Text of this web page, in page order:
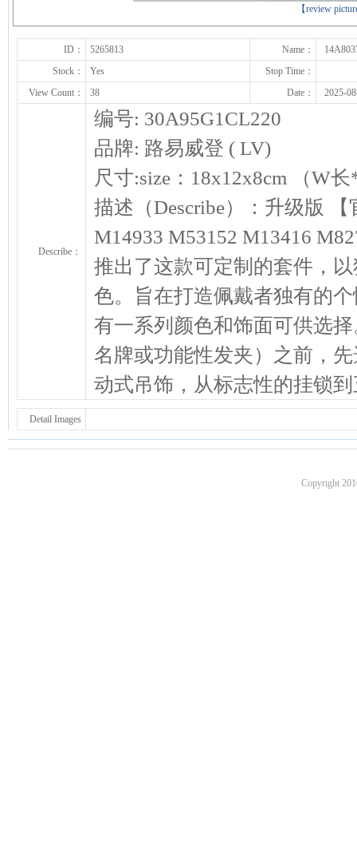
【review
ID： 5265813 Name：
Stock：
Yes
Stop Time：
View Count：
38 Date： 2025-
Describe：
编号: 30A95G1CL220
品牌: 路易威登 ( LV)
尺寸:size：18x12x8cm （W
描述（Describe）：升级版
M14933 M53152 M13416
推出了这款可定制的套件，
色。旨在打造佩戴者独有的
有一系列颜色和饰面可供选
名牌或功能性发夹）之前，
动式吊饰，从标志性的挂锁
Detail Images
Copyright